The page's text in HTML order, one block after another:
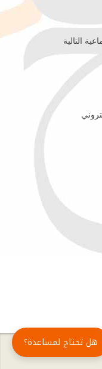
التالية
هل تحتاج لمساعدة؟